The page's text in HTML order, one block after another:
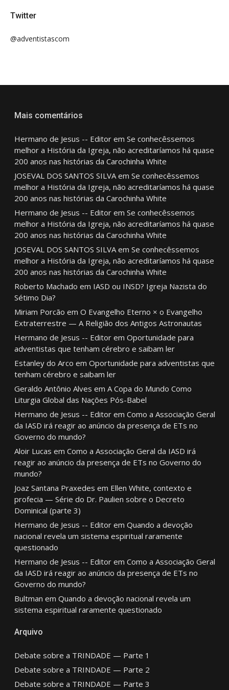
Twitter
@adventistascom
Mais comentários
Hermano de Jesus -- Editorem Se conhecêssemos
melhor a História da Igreja, não acreditaríamos há quase
200 anos nas histórias da Carochinha White
JOSEVAL DOS SANTOS SILVAem Se conhecêssemos
melhor a História da Igreja, não acreditaríamos há quase
200 anos nas histórias da Carochinha White
Hermano de Jesus -- Editorem Se conhecêssemos
melhor a História da Igreja, não acreditaríamos há quase
200 anos nas histórias da Carochinha White
JOSEVAL DOS SANTOS SILVAem Se conhecêssemos
melhor a História da Igreja, não acreditaríamos há quase
200 anos nas histórias da Carochinha White
Roberto Machado em IASD ou INSD? Igreja Nazista do
Sétimo Dia?
Miriam Porcão em O Evangelho Eterno × o Evangelho
Extraterrestre — A Religião dos Antigos Astronautas
Hermano de Jesus -- Editorem Oportunidade para
adventistas que tenham cérebro e saibam ler
Estanley do Arco em Oportunidade para adventistas que
tenham cérebro e saibam ler
Geraldo Antônio Alves em A Copa do Mundo Como
Liturgia Global das Nações Pós-Babel
Hermano de Jesus -- Editorem Como a Associação Geral
da IASD irá reagir ao anúncio da presença de ETs no
Governo do mundo?
Aloir Lucas em Como a Associação Geral da IASD irá
reagir ao anúncio da presença de ETs no Governo do
mundo?
Joaz Santana Praxedes em Ellen White, contexto e
profecia — Série do Dr. Paulien sobre o Decreto
Dominical (parte 3)
Hermano de Jesus -- Editorem Quando a devoção
nacional revela um sistema espiritual raramente
questionado
Hermano de Jesus -- Editorem Como a Associação Geral
da IASD irá reagir ao anúncio da presença de ETs no
Governo do mundo?
Bultman em Quando a devoção nacional revela um
sistema espiritual raramente questionado
Arquivo
Debate sobre a TRINDADE — Parte 1
Debate sobre a TRINDADE — Parte 2
Debate sobre a TRINDADE — Parte 3